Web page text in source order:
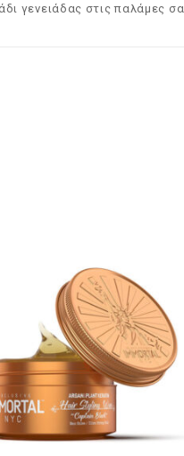
γενειάδας στις παλάμες